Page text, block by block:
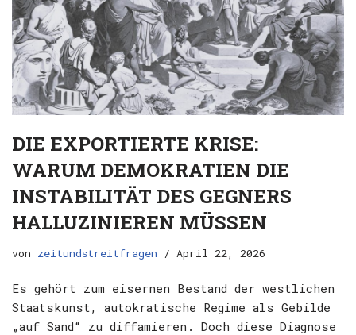
DIE EXPORTIERTE KRISE:
WARUM DEMOKRATIEN DIE
INSTABILITÄT DES GEGNERS
HALLUZINIEREN MÜSSEN
von zeitundstreitfragen April 22, 2026
Es gehört zum eisernen Bestand der westlichen
Staatskunst, autokratische Regime als Gebilde
„auf Sand“ zu diffamieren. Doch diese Diagnose